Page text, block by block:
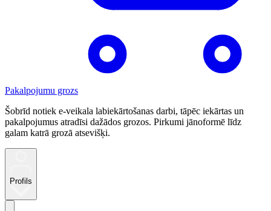
Pakalpojumu grozs
Šobrīd notiek e-veikala labiekārtošanas darbi, tāpēc iekārtas un
pakalpojumus atradīsi dažādos grozos. Pirkumi jānoformē līdz
galam katrā grozā atsevišķi.
Profils